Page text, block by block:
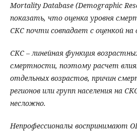
Mortality Database (Demographic
показать, что оценка уровня
СКС почти совпадает с оценкой
СКС – линейная функция
смертности, поэтому расчет
отдельных возрастов, причин
регионов или групп населения на
несложно.
Непрофессионалы воспринимают